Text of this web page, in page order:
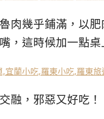
肉幾乎鋪滿，以
，這時候加一點
融，邪惡又好吃！